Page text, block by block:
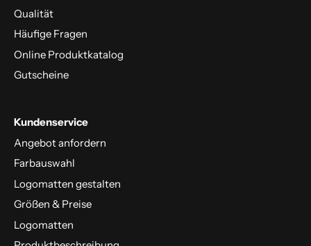
Qualität
Häufige Fragen
Online Produktkatalog
Gutscheine
Kundenservice
Angebot anfordern
Farbauswahl
Logomatten gestalten
Größen & Preise
Logomatten